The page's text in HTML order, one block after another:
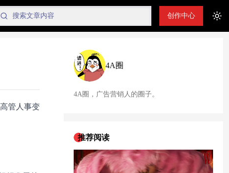
创作中心
管人事变
4A圈
4A圈，广告营销人的圈子。
推荐阅读